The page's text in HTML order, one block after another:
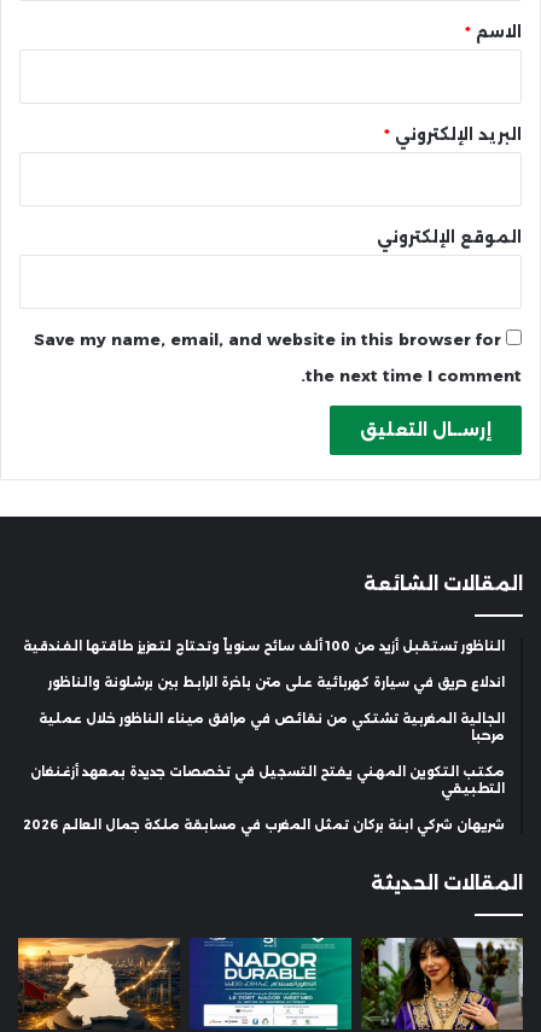
* الاسم *
البريد الإلكتروني *
الموقع الإلكتروني
Save my name, email, and website in this browser for
the next time I comment.
المقالات الشائعة
الناظور تستقبل أزيد من 100 ألف سائح سنوياً وتحتاج لتعزيز طاقتها الفندقية
اندلاع حريق في سيارة كهربائية على متن باخرة الرابط بين برشلونة والناظور
الجالية المغربية تشتكي من نقائص في مرافق ميناء الناظور خلال عملية
مرحبا
مكتب التكوين المهني يفتح التسجيل في تخصصات جديدة بمعهد أزغنغان
التطبيقي
شريهان شركي ابنة بركان تمثل المغرب في مسابقة ملكة جمال العالم 2026
المقالات الحديثة